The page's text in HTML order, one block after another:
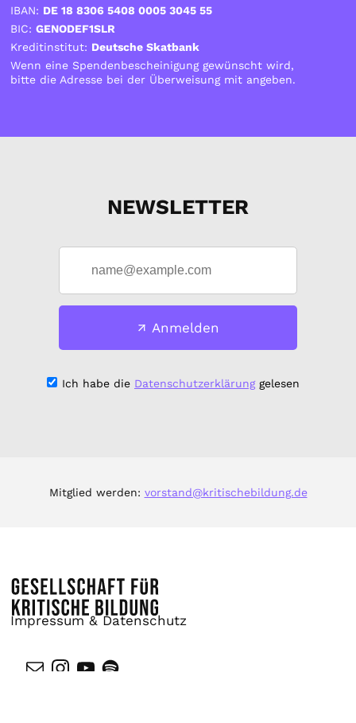
IBAN: DE 18 8306 5408 0005 3045 55
BIC:GENODEF1SLR
Kreditinstitut: Deutsche Skatbank
Wenn eine Spendenbescheinigung gewünscht wird,
bitte die Adresse bei der Überweisung mit angeben.
NEWSLETTER
Anmelden
Ich habe die Datenschutzerklärunggelesen
Mitglied werden: vorstand@kritischebildung.de
Impressum & Datenschutz